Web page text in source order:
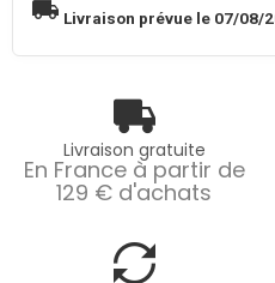
local_shipping Livraison prévue le 07/08/
Livraison gratuite
En France à partir de
129 € d'achats